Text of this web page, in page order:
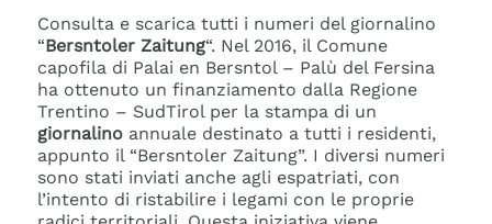
Consulta e scarica tutti i numeri del giornalino
“Bersntoler Zaitung“. Nel 2016, il Comune
capofila di Palai en Bersntol – Palù del Fersina
ha ottenuto un finanziamento dalla Regione
Trentino – SudTirol per la stampa di un
giornalinoannuale destinato a tutti i residenti,
appunto il “Bersntoler Zaitung”. I diversi numeri
sono stati inviati anche agli espatriati, con
l’intento di ristabilire i legami con le proprie